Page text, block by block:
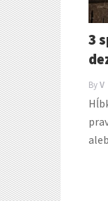
3
ByV